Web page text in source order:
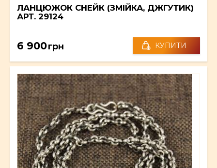
ЛАНЦЮЖОК СНЕЙК (ЗМІЙКА, ДЖГУТИК)
АРТ. 29124
6 900грн КУПИТИ